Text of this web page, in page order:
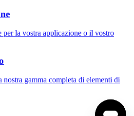
la vostra applicazione o il vostro
nostra gamma completa di elementi di